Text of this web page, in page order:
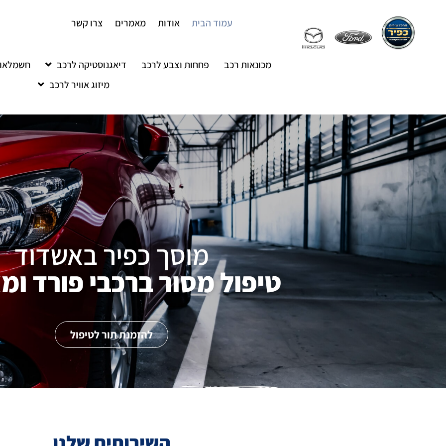
עמוד הבית אודות מאמרים צרו קשר
מכונאות רכב פחחות וצבע לרכב דיאגנוסטיקה לרכב
מיזוג אוויר לרכב
מוסך כפיר באשדוד
טיפול מסור ברכבי פורד
להזמנת תור לטיפול